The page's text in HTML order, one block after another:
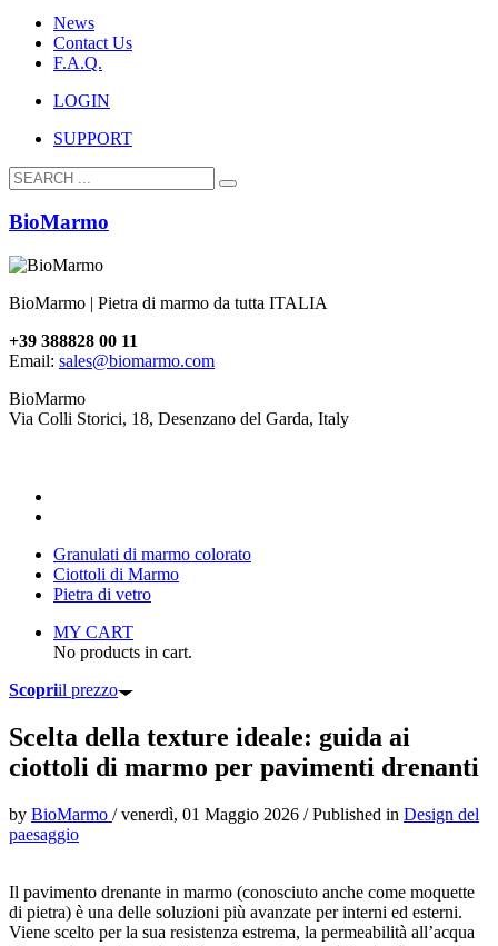
News
Contact Us
F.A.Q.
LOGIN
SUPPORT
BioMarmo
BioMarmo | Pietra di marmo da tutta ITALIA
+39 388828 00 11
Email: sales@biomarmo.com
BioMarmo
Via Colli Storici, 18, Desenzano del Garda, Italy
Granulati di marmo colorato
Ciottoli di Marmo
Pietra di vetro
MY CART
No products in cart.
Scopriil prezzo
Scelta della texture ideale: guida ai
ciottoli di marmo per pavimenti drenanti
by BioMarmo /venerdì, 01 Maggio 2026 /Published in Design del
paesaggio
Il pavimento drenante in marmo (conosciuto anche come moquette
di pietra) è una delle soluzioni più avanzate per interni ed esterni.
Viene scelto per la sua resistenza estrema, la permeabilità all’acqua